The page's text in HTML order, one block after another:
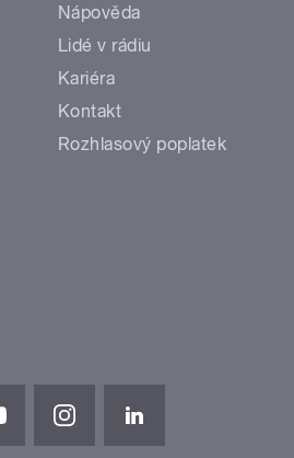
Nápověda
Lidé v rádiu
Kariéra
Kontakt
Rozhlasový poplatek